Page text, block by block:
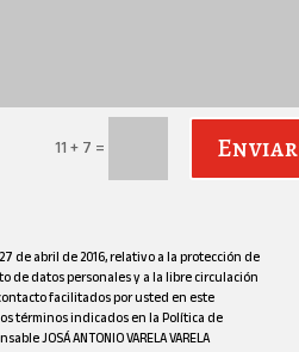
11 + 7 = Enviar
de abril de 2016, relativo a la protección de
de datos personales y a la libre circulación
facilitados por usted en este
términos indicados en la Política de
JOSÁ ANTONIO VARELA VARELA